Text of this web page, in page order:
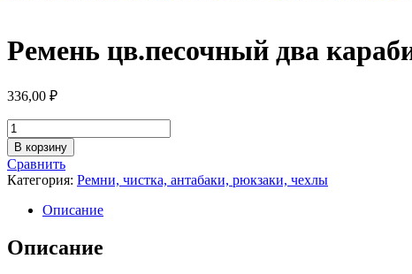
Ремень цв.песочный два
336,00 ₽
Количество
товара
Ремень
цв.песочный
два
карабина
SL02
В корзину
Сравнить
Категория: Ремни, чистка, антабаки, рюкзаки, чехлы
Описание
Описание